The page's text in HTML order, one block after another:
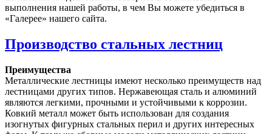
выполнения нашей работы, в чем Вы можете убедиться в
«Галерее» нашего сайта.
Производство стальных лестниц
Преимущества
Металлические лестницы имеют несколько преимуществ над
лестницами других типов. Нержавеющая сталь и алюминий
являются легкими, прочными и устойчивыми к коррозии.
Ковкий металл может быть использован для создания
изогнутых фигурных стальных перил и других интересных